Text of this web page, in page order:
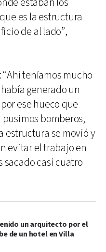
es la estructura
de al lado”,
“Ahí teníamos mucho
generado un
ese hueco que
bomberos,
estructura se movió y
evitar el trabajo en
sacado casi cuatro
un arquitecto por el
de un hotel en Villa